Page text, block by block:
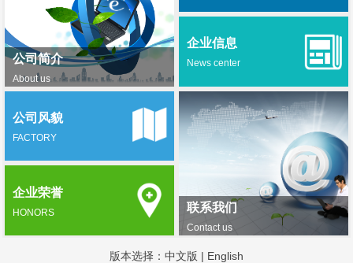
公司简介
About us
企业信息
News center
联系我们
Contact us
公司风貌
FACTORY
企业荣誉
HONORS
版本选择： 中文版 | English